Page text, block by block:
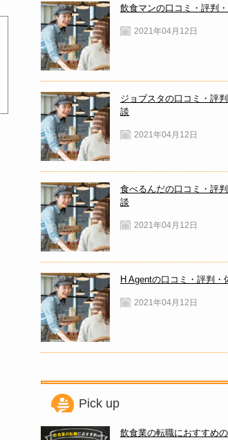
飲食マンの口コミ・評判
2021年04月12日
ジョブスタの口コミ・評
談
2021年04月12日
食べるんだの口コミ・評
談
2021年04月12日
H Agentの口コミ・評判・
2021年04月12日
Pick up
飲食業の転職におすすめ